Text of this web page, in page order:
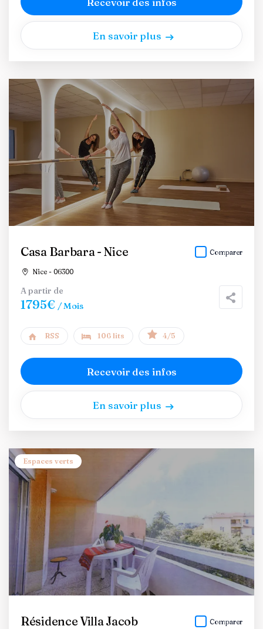
En savoir plus
Casa Barbara - Nice
Nice - 06300
Comparer
A partir de
1795€ / Mois
RSS 106 lits 4/5
Recevoir des infos
En savoir plus
Espaces verts
Résidence Villa Jacob Comparer